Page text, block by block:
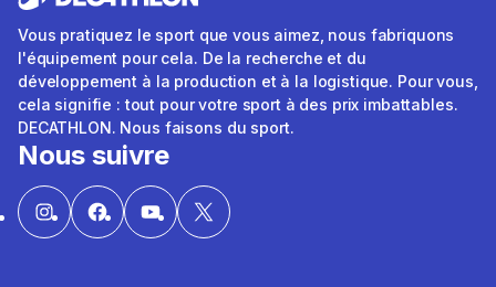
Vous pratiquez le sport que vous aimez, nous fabriquons
l'équipement pour cela. De la recherche et du
développement à la production et à la logistique. Pour vous,
cela signifie : tout pour votre sport à des prix imbattables.
DECATHLON. Nous faisons du sport.
Nous suivre